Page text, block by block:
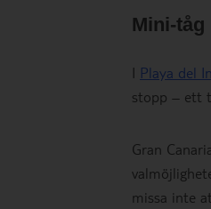
Mini-tåg
I Playa del
stopp – ett
Gran
missa inte